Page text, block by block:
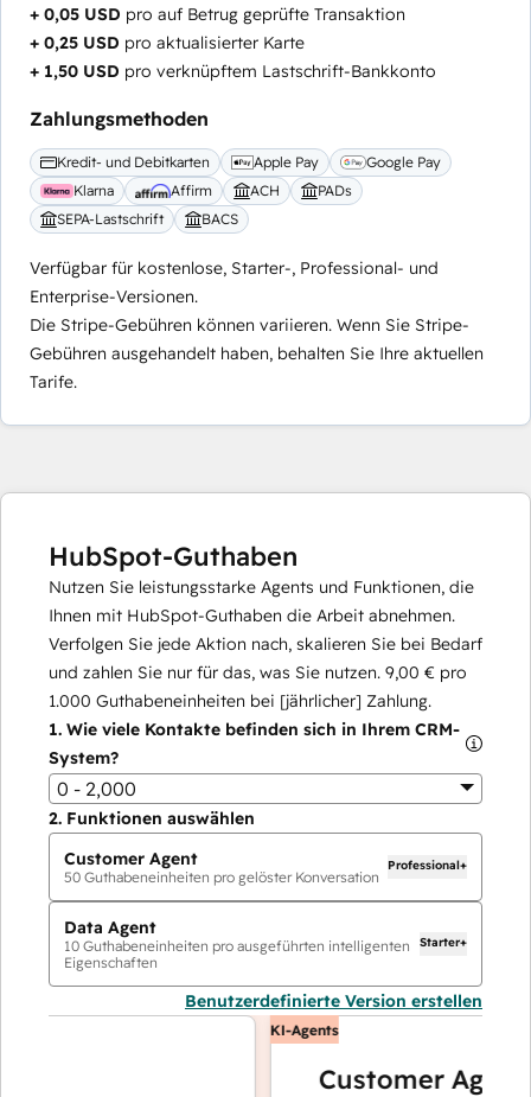
+ 0,05 USD pro auf Betrug geprüfte Transaktion
+ 0,25 USD pro aktualisierter Karte
+ 1,50 USD pro verknüpftem Lastschrift-Bankkonto
Zahlungsmethoden
Kredit- und Debitkarten Apple Pay
Google Pay
Klarna
Affirm ACH
PADs
SEPA-Lastschrift
BACS
Verfügbar für kostenlose, Starter-, Professional- und
Enterprise-Versionen.
Die Stripe-Gebühren können variieren. Wenn Sie Stripe-
Gebühren ausgehandelt haben, behalten Sie Ihre aktuellen
Tarife.
HubSpot-Guthaben
Nutzen Sie leistungsstarke Agents und Funktionen, die
Ihnen mit HubSpot-Guthaben die Arbeit abnehmen.
Verfolgen Sie jede Aktion nach, skalieren Sie bei Bedarf
und zahlen Sie nur für das, was Sie nutzen. 9,00 € pro
1.000 Guthabeneinheiten bei [jährlicher] Zahlung.
1. Wie viele Kontakte befinden sich in Ihrem CRM-
System?
0 - 2,000
2. Funktionen auswählen
Customer Agent
50 Guthabeneinheiten pro gelöster Konversation
Professional+
Data Agent
10 Guthabeneinheiten pro ausgeführten intelligenten
Eigenschaften
Starter+
Benutzerdefinierte Version erstellen
KI-Agents
Customer Agent